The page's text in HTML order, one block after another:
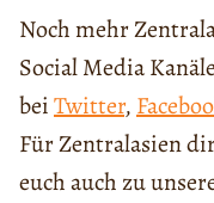
Noch mehr
Social Media
beiTwitter,
Für Zentralasien
euch auch zu